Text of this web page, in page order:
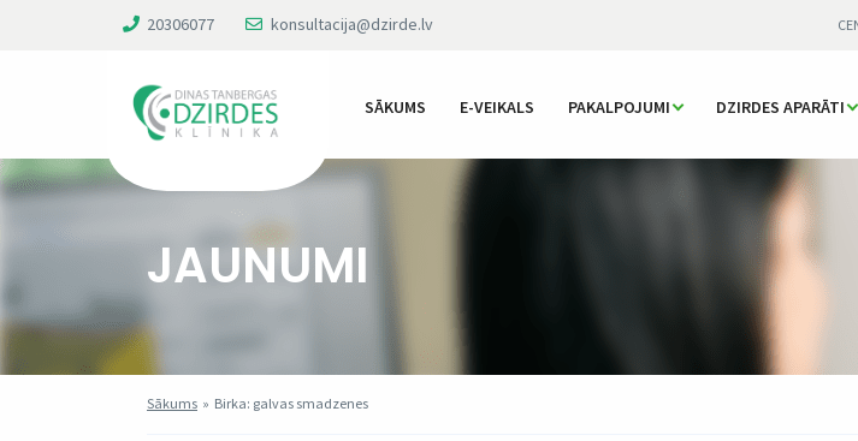
20306077 konsultacija@dzirde.lv
SĀKUMS E-VEIKALS PAKALPOJUMI DZIRDES APARĀTI
JAUNUMI
Sākums » Birka: galvas smadzenes